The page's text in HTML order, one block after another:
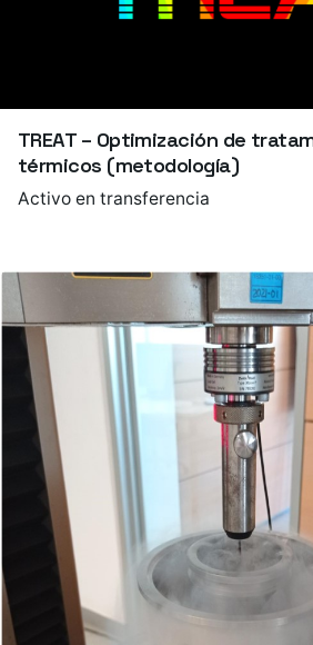
TREAT – Optimización de
térmicos (metodología)
Activo en transferencia